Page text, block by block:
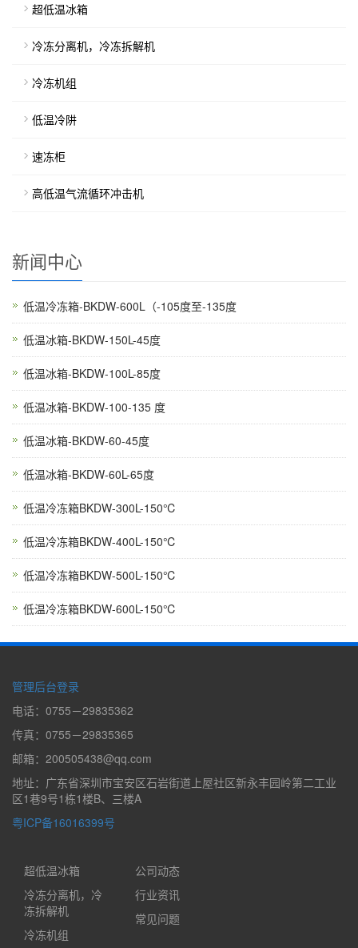
超低温冰箱
冷冻分离机，冷冻拆解机
冷冻机组
低温冷阱
速冻柜
高低温气流循环冲击机
新闻中心
低温冷冻箱-BKDW-600L（-105度至-135度
低温冰箱-BKDW-150L-45度
低温冰箱-BKDW-100L-85度
低温冰箱-BKDW-100-135 度
低温冰箱-BKDW-60-45度
低温冰箱-BKDW-60L-65度
低温冷冻箱BKDW-300L-150℃
低温冷冻箱BKDW-400L-150℃
低温冷冻箱BKDW-500L-150℃
低温冷冻箱BKDW-600L-150℃
管理后台登录
电话：0755－29835362
传真：0755－29835365
邮箱：200505438@qq.com
地址：广东省深圳市宝安区石岩街道上屋社区新永丰园岭第二工业
区1巷9号1栋1楼B、三楼A
粤ICP备16016399号
超低温冰箱
冷冻分离机，冷
冻拆解机
冷冻机组
公司动态
行业资讯
常见问题